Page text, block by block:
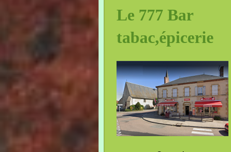
Le 777 Bar
tabac,épicerie